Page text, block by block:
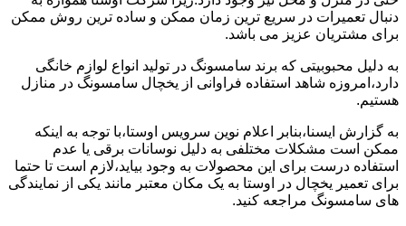
دنبال تعمیرات در سریع ترین زمان ممکن و ساده ترین روش ممکن
برای مشتریان عزیز می باشد.
به دلیل محبوبیتی که برند سامسونگ در تولید انواع لوازم خانگی
دارد،امروزه شاهد استفاده فراوانی از یخچال سامسونگ در منازل
هستیم.
به گزارش ایسنا،بنابر اعلام نوین سرویس اوستا،با توجه به اینکه
ممکن است مشکلات مختلفی به دلیل نوسانات برقی یا عدم
استفاده درست برای این محصولات به وجود بیاید،لازم است تا حتما
برای تعمیر یخچال در اوستا به یک مکان معتبر مانند یکی از نمایندگی
های سامسونگ مراجعه کنید.